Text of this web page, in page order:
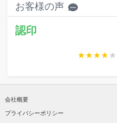
お客様の声
認印
会社概要
プライバシーポリシー